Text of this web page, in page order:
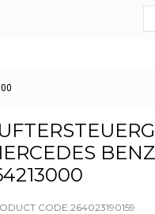
CODE:264023190159